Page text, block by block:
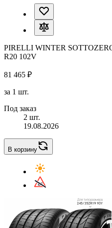
PIRELLI WINTER
R20 102V
81 465 ₽
за 1 шт.
Под заказ
2 шт.
19.08.2026
В корзину